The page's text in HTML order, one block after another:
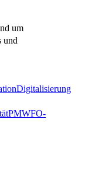
um
und
Digitalisierung
PMWFO-